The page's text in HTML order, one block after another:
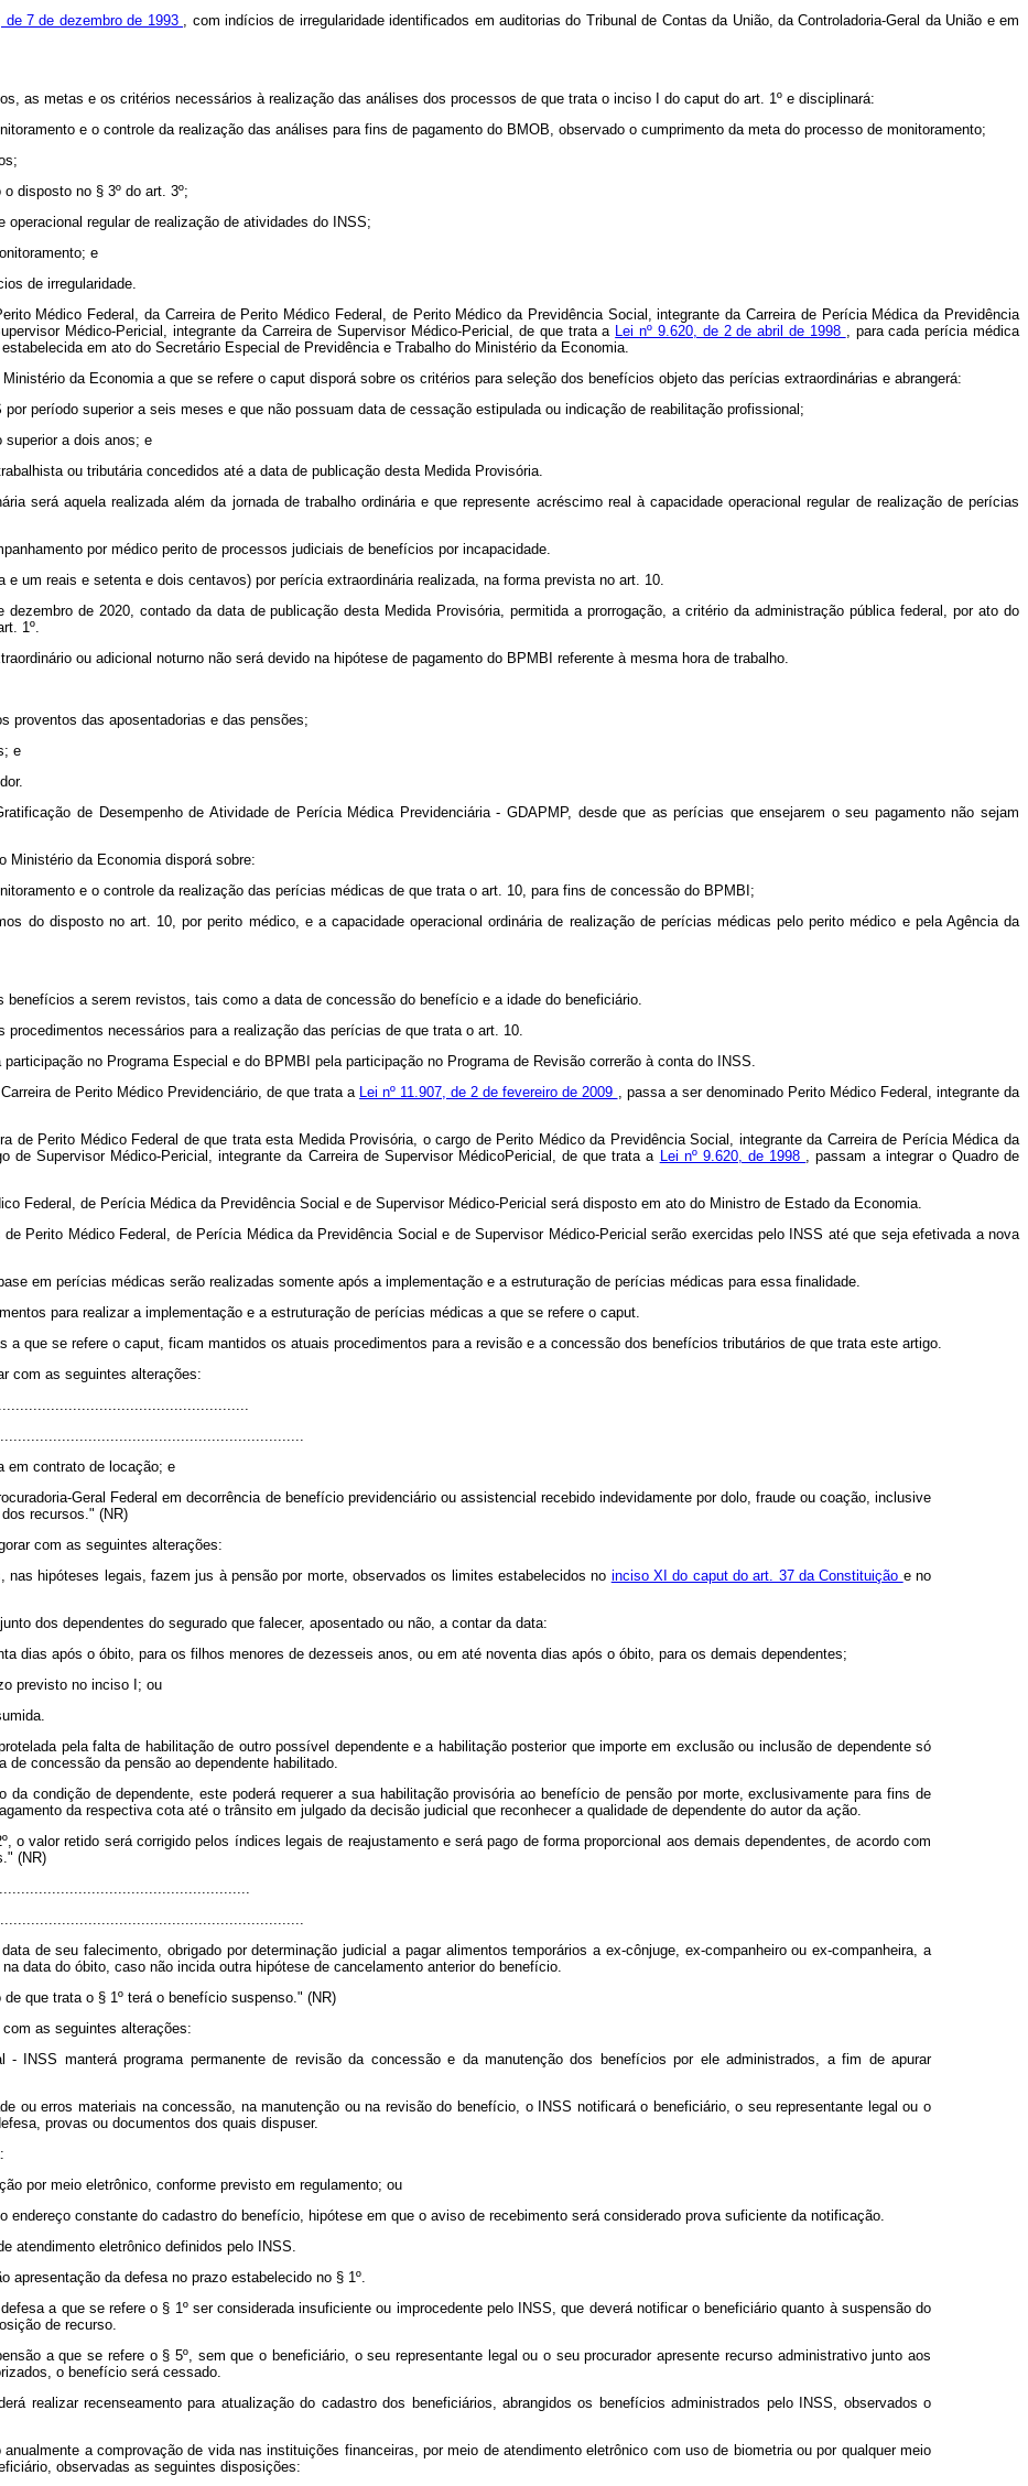
de 7 de dezembro de 1993 , com indícios de irregularidade identificados em auditorias do Tribunal de Contas da União, da Controladoria-Geral da União e em
as metas e os critérios necessários à realização das análises dos processos de que trata o inciso I do caput do art. 1º e disciplinará:
e o controle da realização das análises para fins de pagamento do BMOB, observado o cumprimento da meta do processo de monitoramento;
disposto no § 3º do art. 3º;
regular de realização de atividades do INSS;
e
de irregularidade.
Médico Federal, da Carreira de Perito Médico Federal, de Perito Médico da Previdência Social, integrante da Carreira de Perícia Médica da Previdência
Médico-Pericial, integrante da Carreira de Supervisor Médico-Pericial, de que trata a Lei nº 9.620, de 2 de abril de 1998 , para cada perícia médica
em ato do Secretário Especial de Previdência e Trabalho do Ministério da Economia.
da Economia a que se refere o caput disporá sobre os critérios para seleção dos benefícios objeto das perícias extraordinárias e abrangerá:
período superior a seis meses e que não possuam data de cessação estipulada ou indicação de reabilitação profissional;
superior a dois anos; e
ou tributária concedidos até a data de publicação desta Medida Provisória.
será aquela realizada além da jornada de trabalho ordinária e que represente acréscimo real à capacidade operacional regular de realização de perícias
por médico perito de processos judiciais de benefícios por incapacidade.
um reais e setenta e dois centavos) por perícia extraordinária realizada, na forma prevista no art. 10.
de 2020, contado da data de publicação desta Medida Provisória, permitida a prorrogação, a critério da administração pública federal, por ato do
1º.
ou adicional noturno não será devido na hipótese de pagamento do BPMBI referente à mesma hora de trabalho.
proventos das aposentadorias e das pensões;
e
de Desempenho de Atividade de Perícia Médica Previdenciária - GDAPMP, desde que as perícias que ensejarem o seu pagamento não sejam
Ministério da Economia disporá sobre:
e o controle da realização das perícias médicas de que trata o art. 10, para fins de concessão do BPMBI;
do disposto no art. 10, por perito médico, e a capacidade operacional ordinária de realização de perícias médicas pelo perito médico e pela Agência da
benefícios a serem revistos, tais como a data de concessão do benefício e a idade do beneficiário.
necessários para a realização das perícias de que trata o art. 10.
no Programa Especial e do BPMBI pela participação no Programa de Revisão correrão à conta do INSS.
de Perito Médico Previdenciário, de que trata a Lei nº 11.907, de 2 de fevereiro de 2009 , passa a ser denominado Perito Médico Federal, integrante da
de Perito Médico Federal de que trata esta Medida Provisória, o cargo de Perito Médico da Previdência Social, integrante da Carreira de Perícia Médica da
de Supervisor Médico-Pericial, integrante da Carreira de Supervisor MédicoPericial, de que trata a Lei nº 9.620, de 1998 , passam a integrar o Quadro de
Federal, de Perícia Médica da Previdência Social e de Supervisor Médico-Pericial será disposto em ato do Ministro de Estado da Economia.
Perito Médico Federal, de Perícia Médica da Previdência Social e de Supervisor Médico-Pericial serão exercidas pelo INSS até que seja efetivada a nova
em perícias médicas serão realizadas somente após a implementação e a estruturação de perícias médicas para essa finalidade.
para realizar a implementação e a estruturação de perícias médicas a que se refere o caput.
a que se refere o caput, ficam mantidos os atuais procedimentos para a revisão e a concessão dos benefícios tributários de que trata este artigo.
com as seguintes alterações:
em contrato de locação; e
Geral Federal em decorrência de benefício previdenciário ou assistencial recebido indevidamente por dolo, fraude ou coação, inclusive
recursos." (NR)
com as seguintes alterações:
nas hipóteses legais, fazem jus à pensão por morte, observados os limites estabelecidos no inciso XI do caput do art. 37 da Constituição e no
dos dependentes do segurado que falecer, aposentado ou não, a contar da data:
dias após o óbito, para os filhos menores de dezesseis anos, ou em até noventa dias após o óbito, para os demais dependentes;
previsto no inciso I; ou
pela falta de habilitação de outro possível dependente e a habilitação posterior que importe em exclusão ou inclusão de dependente só
de concessão da pensão ao dependente habilitado.
da condição de dependente, este poderá requerer a sua habilitação provisória ao benefício de pensão por morte, exclusivamente para fins de
da respectiva cota até o trânsito em julgado da decisão judicial que reconhecer a qualidade de dependente do autor da ação.
o valor retido será corrigido pelos índices legais de reajustamento e será pago de forma proporcional aos demais dependentes, de acordo com
(NR)
de seu falecimento, obrigado por determinação judicial a pagar alimentos temporários a ex-cônjuge, ex-companheiro ou ex-companheira, a
data do óbito, caso não incida outra hipótese de cancelamento anterior do benefício.
que trata o § 1º terá o benefício suspenso." (NR)
as seguintes alterações:
- INSS manterá programa permanente de revisão da concessão e da manutenção dos benefícios por ele administrados, a fim de apurar
ou erros materiais na concessão, na manutenção ou na revisão do benefício, o INSS notificará o beneficiário, o seu representante legal ou o
provas ou documentos dos quais dispuser.
por meio eletrônico, conforme previsto em regulamento; ou
endereço constante do cadastro do benefício, hipótese em que o aviso de recebimento será considerado prova suficiente da notificação.
atendimento eletrônico definidos pelo INSS.
apresentação da defesa no prazo estabelecido no § 1º.
a que se refere o § 1º ser considerada insuficiente ou improcedente pelo INSS, que deverá notificar o beneficiário quanto à suspensão do
de recurso.
a que se refere o § 5º, sem que o beneficiário, o seu representante legal ou o seu procurador apresente recurso administrativo junto aos
o benefício será cessado.
realizar recenseamento para atualização do cadastro dos beneficiários, abrangidos os benefícios administrados pelo INSS, observados o
a comprovação de vida nas instituições financeiras, por meio de atendimento eletrônico com uso de biometria ou por qualquer meio
observadas as seguintes disposições: